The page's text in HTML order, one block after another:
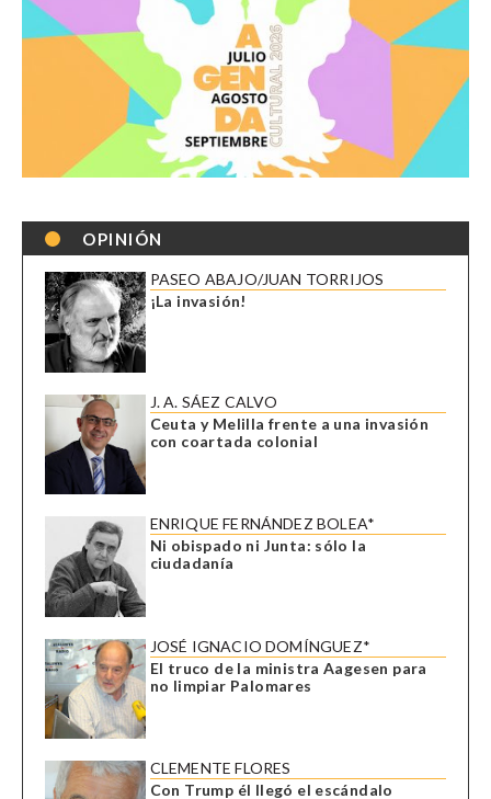
OPINIÓN
PASEO ABAJO/JUAN TORRIJOS
¡La invasión!
J. A. SÁEZ CALVO
Ceuta y Melilla frente a una invasión
con coartada colonial
ENRIQUE FERNÁNDEZ BOLEA*
Ni obispado ni Junta: sólo la
ciudadanía
JOSÉ IGNACIO DOMÍNGUEZ*
El truco de la ministra Aagesen para
no limpiar Palomares
CLEMENTE FLORES
Con Trump él llegó el escándalo